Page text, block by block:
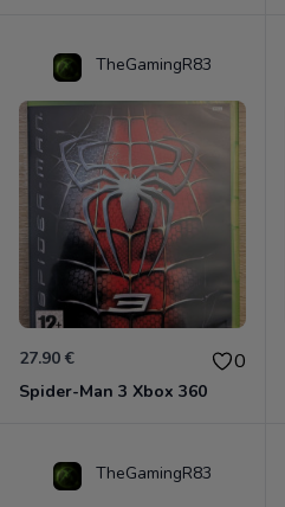
TheGamingR83
27.90 € 0
Spider-Man 3 Xbox 360
TheGamingR83